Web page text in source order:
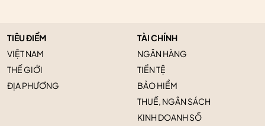
TIÊU ĐIỂM
VIỆT NAM
THẾ GIỚI
ĐỊA PHƯƠNG
TÀI CHÍNH
NGÂN HÀNG
TIỀN TỆ
BẢO HIỂM
THUẾ, NGÂN SÁCH
KINH DOANH SỐ